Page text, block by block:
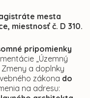
mesta
miestnosť č. D 310.
pripomienky
„Územný
a doplnky
zákona do
na adresu: